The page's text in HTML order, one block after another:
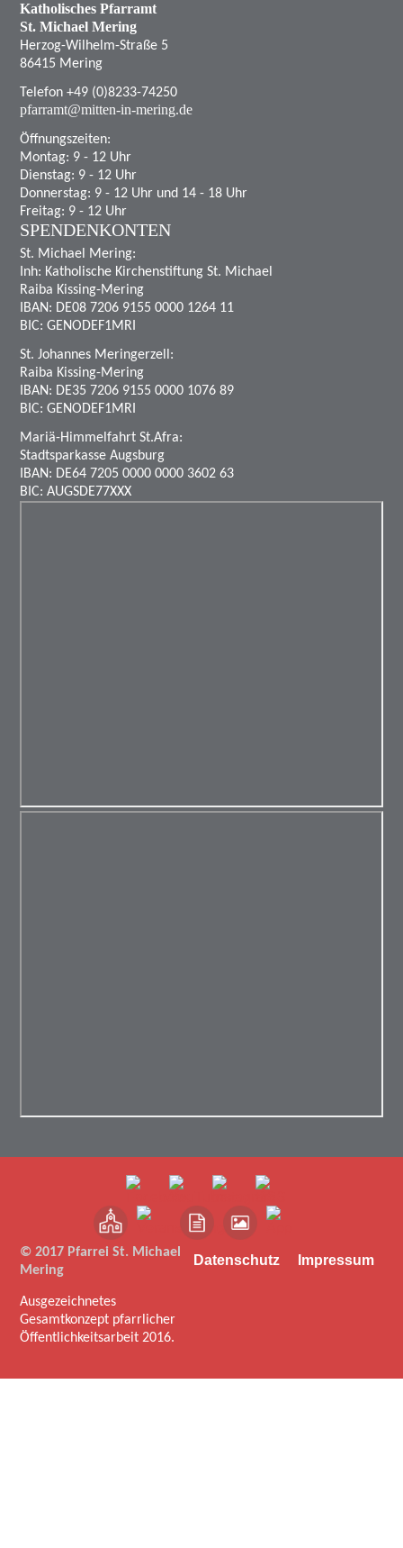
Katholisches Pfarramt
St. Michael Mering
Herzog-Wilhelm-Straße 5
86415 Mering
Telefon +49 (0)8233-74250
pfarramt@mitten-in-mering.de
Öffnungszeiten:
Montag: 9 - 12 Uhr
Dienstag: 9 - 12 Uhr
Donnerstag: 9 - 12 Uhr und 14 - 18 Uhr
Freitag: 9 - 12 Uhr
SPENDENKONTEN
St. Michael Mering:
Inh: Katholische Kirchenstiftung St. Michael
Raiba Kissing-Mering
IBAN: DE08 7206 9155 0000 1264 11
BIC: GENODEF1MRI
St. Johannes Meringerzell:
Raiba Kissing-Mering
IBAN: DE35 7206 9155 0000 1076 89
BIC: GENODEF1MRI
Mariä-Himmelfahrt St.Afra:
Stadtsparkasse Augsburg
IBAN: DE64 7205 0000 0000 3602 63
BIC: AUGSDE77XXX
© 2017 Pfarrei St. Michael
Mering
Ausgezeichnetes
Gesamtkonzept pfarrlicher
Öffentlichkeitsarbeit 2016.
Datenschutz Impressum